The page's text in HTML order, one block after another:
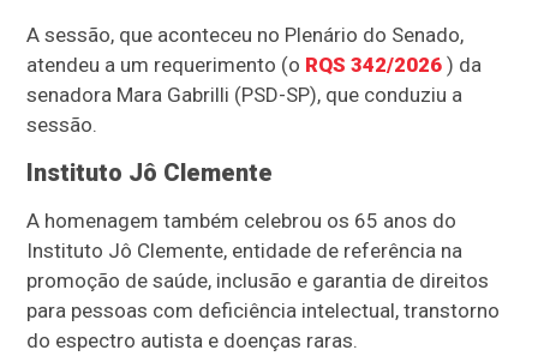
A sessão, que aconteceu no Plenário do Senado,
atendeu a um requerimento (o RQS 342/2026 ) da
senadora Mara Gabrilli (PSD-SP), que conduziu a
sessão.
Instituto Jô Clemente
A homenagem também celebrou os 65 anos do
Instituto Jô Clemente, entidade de referência na
promoção de saúde, inclusão e garantia de direitos
para pessoas com deficiência intelectual, transtorno
do espectro autista e doenças raras.